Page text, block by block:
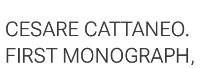
CESARE CATTANEO.
FIRST MONOGRAPH,